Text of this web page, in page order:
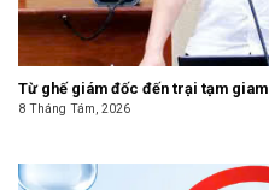
Từ ghế giám đốc đến trại tạm giam
8 Tháng Tám, 2026